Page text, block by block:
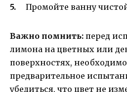
Промойте ванну
Важно помнить: перед
лимона на цветных или
поверхностях,
предварительное
убедиться, что цвет не